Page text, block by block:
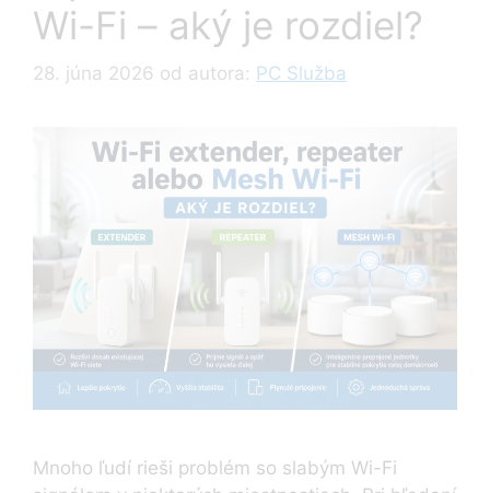
Wi-Fi – aký je rozdiel?
28. júna 2026 od autora: PC Služba
Mnoho ľudí rieši problém so slabým Wi-Fi